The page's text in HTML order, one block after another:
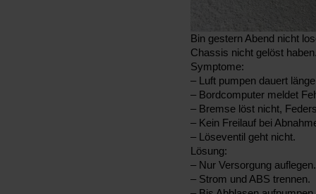
Bin gestern Abend nicht
Chassis nicht gelöst
Symptome:
– Luft pumpen dauert
– Bordcomputer meldet
– Bremse löst nicht,
– Kein Freilauf bei
– Löseventil geht nicht.
Lösung:
– Nur Versorgung auflegen.
– Strom und ABS trennen.